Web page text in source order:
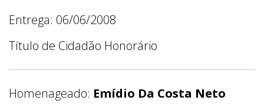
Entrega: 06/06/2008
Título de Cidadão Honorário
Homenageado: Emídio Da Costa Neto